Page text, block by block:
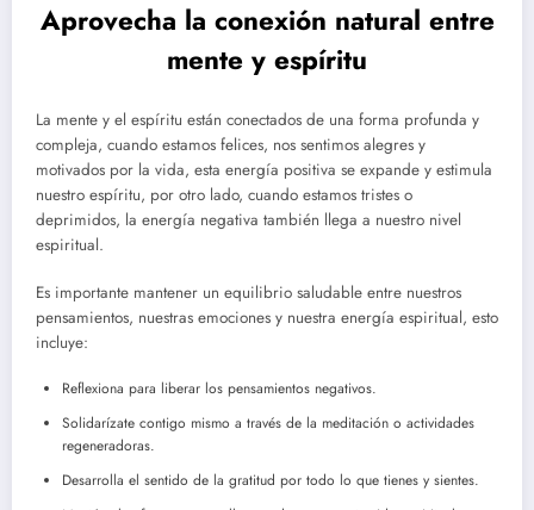
Aprovecha la conexión natural entre
mente y espíritu
La mente y el espíritu están conectados de una forma profunda y
compleja, cuando estamos felices, nos sentimos alegres y
motivados por la vida, esta energía positiva se expande y estimula
nuestro espíritu, por otro lado, cuando estamos tristes o
deprimidos, la energía negativa también llega a nuestro nivel
espiritual.
Es importante mantener un equilibrio saludable entre nuestros
pensamientos, nuestras emociones y nuestra energía espiritual, esto
incluye:
Reflexiona para liberar los pensamientos negativos.
Solidarízate contigo mismo a través de la meditación o actividades
regeneradoras.
Desarrolla el sentido de la gratitud por todo lo que tienes y sientes.